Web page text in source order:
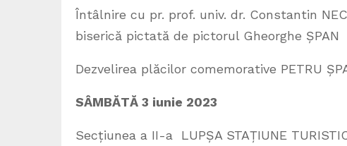
Întâlnire cu pr. prof. univ. dr. Constantin
biserică pictată de pictorul Gheorghe ȘPAN
Dezvelirea plăcilor comemorative PETRU
SÂMBĂTĂ 3 iunie 2023
Secțiunea a II-a LUPȘA STAȚIUNE